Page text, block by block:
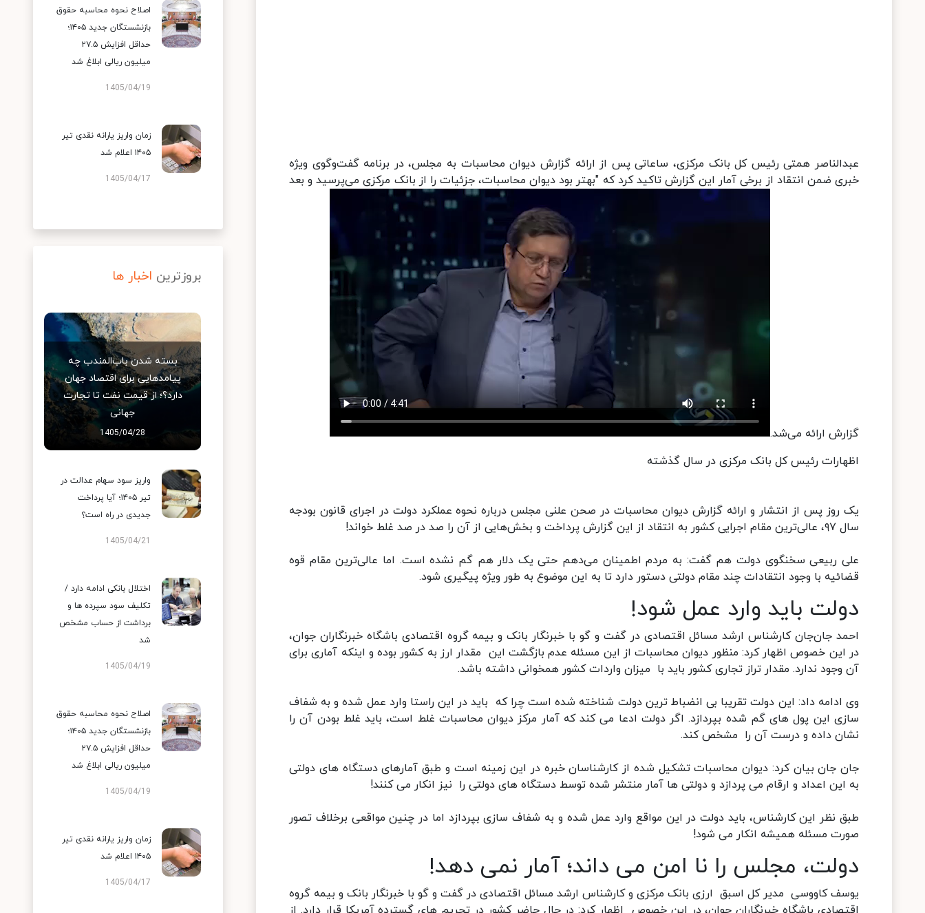
عبدالناصر همتی رئیس کل بانک مرکزی، ساعاتی پس از ارائه گزارش دیوان محاسبات به مجلس، در برنامه گفت‌وگوی ویژه
خبری ضمن انتقاد از برخی آمار این گزارش تاکید کرد که "بهتر بود دیوان محاسبات، جزئیات را از بانک مرکزی می‌پرسید و بعد
گزارش ارائه می‌شد.
اظهارات رئیس کل بانک مرکزی در سال گذشته
یک روز پس از انتشار و ارائه گزارش دیوان محاسبات در صحن علنی مجلس درباره نحوه عملکرد دولت در اجرای قانون بودجه
سال ۹۷، عالی‌ترین مقام اجرایی کشور به انتقاد از این گزارش پرداخت و بخش‌هایی از آن را صد در صد غلط خواند!
علی ربیعی سخنگوی دولت هم گفت: به مردم اطمینان می‌دهم حتی یک دلار هم گم نشده است. اما عالی‌ترین مقام قوه
قضائیه با وجود انتقادات چند مقام دولتی دستور دارد تا به این موضوع به طور ویژه پیگیری شود.
دولت باید وارد عمل شود!
احمد جان‌جان کارشناس ارشد مسائل اقتصادی در گفت و گو با خبرنگار بانک و بیمه گروه اقتصادی باشگاه خبرنگاران جوان،
در این خصوص اظهار کرد: منظور دیوان محاسبات از این مسئله عدم بازگشت این مقدار ارز به کشور بوده و اینکه آماری برای
آن وجود ندارد. مقدار تراز تجاری کشور باید با میزان واردات کشور همخوانی داشته باشد.
وی ادامه داد: این دولت تقریبا بی انضباط ترین دولت شناخته شده است چرا که باید در این راستا وارد عمل شده و به شفاف
سازی این پول های گم شده بپردازد. اگر دولت ادعا می کند که آمار مرکز دیوان محاسبات غلط است، باید غلط بودن آن را
نشان داده و درست آن را مشخص کند.
جان جان بیان کرد: دیوان محاسبات تشکیل شده از کارشناسان خبره در این زمینه است و طبق آمارهای دستگاه های دولتی
به این اعداد و ارقام می پردازد و دولتی ها آمار منتشر شده توسط دستگاه های دولتی را نیز انکار می کنند!
طبق نظر این کارشناس، باید دولت در این مواقع وارد عمل شده و به شفاف سازی بپردازد اما در چنین مواقعی برخلاف تصور
صورت مسئله همیشه انکار می شود!
دولت، مجلس را نا امن می داند؛ آمار نمی دهد!
یوسف کاووسی مدیر کل اسبق ارزی بانک مرکزی و کارشناس ارشد مسائل اقتصادی در گفت و گو با خبرنگار بانک و بیمه گروه
اصلاح نحوه محاسبه حقوق
بازنشستگان جدید ۱۴۰۵؛
حداقل افزایش ۲۷.۵
میلیون ریالی ابلاغ شد
1405/04/19
زمان واریز یارانه نقدی تیر
۱۴۰۵ اعلام شد
1405/04/17
بروزترین اخبار ها
بسته شدن باب‌المندب چه
پیامدهایی برای اقتصاد جهان
دارد؟؛ از قیمت نفت تا تجارت
جهانی
1405/04/28
واریز سود سهام عدالت در
تیر ۱۴۰۵؛ آیا پرداخت
جدیدی در راه است؟
1405/04/21
اختلال بانکی ادامه دارد /
تکلیف سود سپرده ها و
برداشت از حساب مشخص
شد
1405/04/19
اصلاح نحوه محاسبه حقوق
بازنشستگان جدید ۱۴۰۵؛
حداقل افزایش ۲۷.۵
میلیون ریالی ابلاغ شد
1405/04/19
زمان واریز یارانه نقدی تیر
۱۴۰۵ اعلام شد
1405/04/17